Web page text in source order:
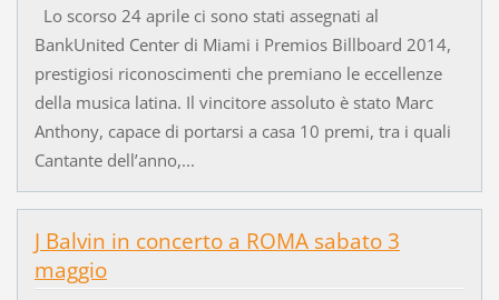
Lo scorso 24 aprile ci sono stati assegnati al
BankUnited Center di Miami i Premios Billboard 2014,
prestigiosi riconoscimenti che premiano le eccellenze
della musica latina. Il vincitore assoluto è stato Marc
Anthony, capace di portarsi a casa 10 premi, tra i quali
Cantante dell’anno,...
J Balvin in concerto a ROMA sabato 3
maggio